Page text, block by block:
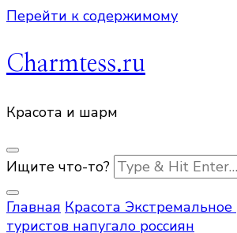
Перейти к содержимому
Charmtess.ru
Красота и шарм
Ищите что-то?
Главная Красота
туристов напугало россиян